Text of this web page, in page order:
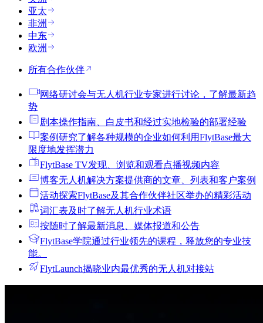
亚太
非洲
中东
欧洲
所有合作伙伴
网络研讨会与无人机行业专家进行讨论，了解最新趋
势
剧本操作指南、白皮书和经过实地检验的部署经验
案例研究了解各种规模的企业如何利用FlytBase最大
限度地发挥潜力
FlytBase TV发现、浏览和观看点播视频内容
博客无人机解决方案提供商的文章、列表和客户案例
活动探索FlytBase及其合作伙伴社区举办的精彩活动
词汇表及时了解无人机行业术语
按随时了解最新消息、媒体报道和公告
FlytBase学院通过行业领先的课程，释放您的专业技
能。
FlytLaunch揭晓业内最优秀的无人机对接站